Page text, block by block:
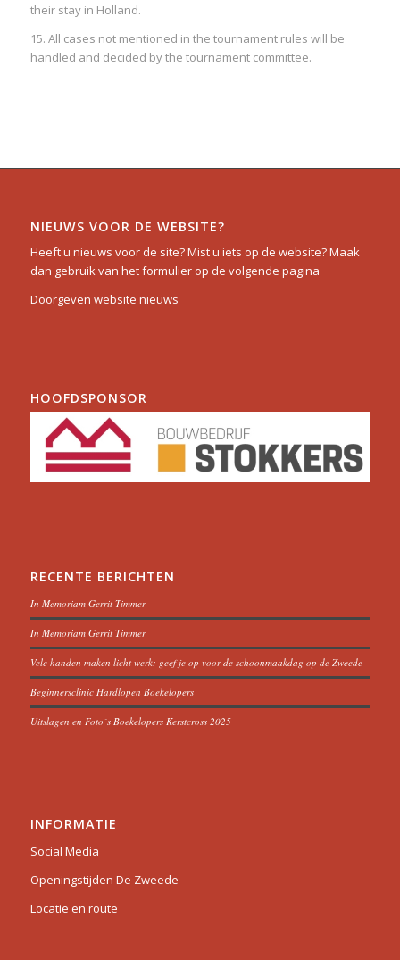
their stay in Holland.
15. All cases not mentioned in the tournament rules will be
handled and decided by the tournament committee.
NIEUWS VOOR DE WEBSITE?
Heeft u nieuws voor de site? Mist u iets op de website? Maak
dan gebruik van het formulier op de volgende pagina
Doorgeven website nieuws
HOOFDSPONSOR
RECENTE BERICHTEN
In Memoriam Gerrit Timmer
In Memoriam Gerrit Timmer
Vele handen maken licht werk: geef je op voor de schoonmaakdag op de Zweede
Beginnersclinic Hardlopen Boekelopers
Uitslagen en Foto´s Boekelopers Kerstcross 2025
INFORMATIE
Social Media
Openingstijden De Zweede
Locatie en route